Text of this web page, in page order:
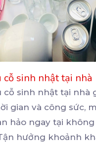
cỗ sinh nhật tại nhà
cỗ sinh nhật tại nhà
gian và công sức,
hảo ngay tại
hưởng khoảnh